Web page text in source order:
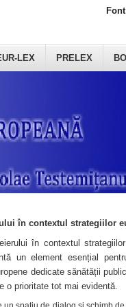
LEX PRELEX
în contextul strategiilor
în contextul
un element esențial
dedicate sănătății
o prioritate tot mai evidentă.